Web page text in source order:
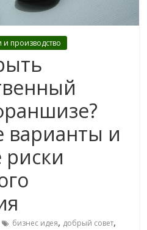
и производство
варианты и
бизнес идея, добрый совет,